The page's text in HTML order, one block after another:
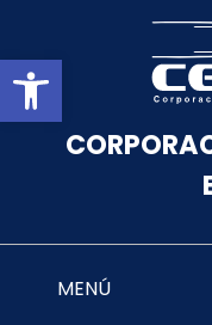
Abrir
MENÚ